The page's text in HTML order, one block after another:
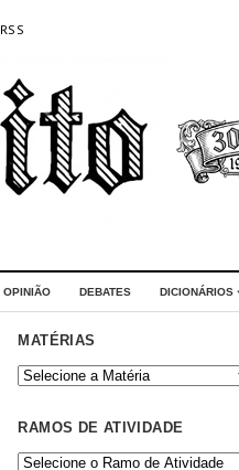
RSS
OPINIÃO DEBATES DICIONÁRIOS
MATÉRIAS
RAMOS DE ATIVIDADE